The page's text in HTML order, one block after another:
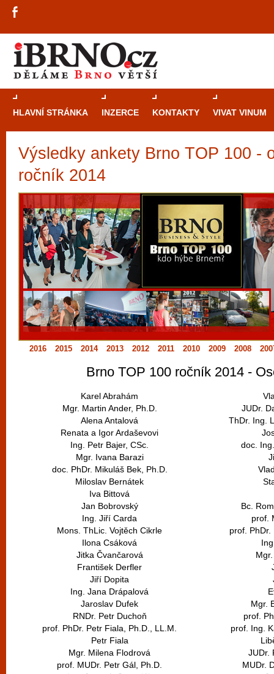
HLAVNÍ STRÁNKA INZERCE KONTAKTY VIVAT VINUM
Výsledky ankety Brno TOP 100 -
ročník 2014
2016 2015 2014 2013 2012 2011 2010 2009 2008
Brno TOP 100 ročník 2014 -
Karel Abrahám
Mgr. Martin Ander, Ph.D.
Alena Antalová
Renata a Igor Ardaševovi
Ing. Petr Bajer, CSc.
Mgr. Ivana Barazi
doc. PhDr. Mikuláš Bek, Ph.D.
Miloslav Bernátek
Iva Bittová
Jan Bobrovský
Ing. Jiří Carda
Mons. ThLic. Vojtěch Cikrle
Ilona Csáková
Jitka Čvančarová
František Derfler
Jiří Dopita
Ing. Jana Drápalová
Jaroslav Dufek
RNDr. Petr Duchoň
prof. PhDr. Petr Fiala, Ph.D., LL.M.
Petr Fiala
Mgr. Milena Flodrová
prof. MUDr. Petr Gál, Ph.D.
JUDr.
ThDr. Ing.
doc.
Bc.
prof.
prof. PhDr.
Mgr.
prof.
prof. Ing.
JUDr.
MUDr.
Průvodce
automaty
Brno je
zajímavé
restaurace,
Mimo jiné je ale také místem, kde si
vyzkoušet různé kasinové hry. V
metropoli naleznete širokou nabídku her
po moderní automaty jak pro pravidelné
příležitostné hráče. V...